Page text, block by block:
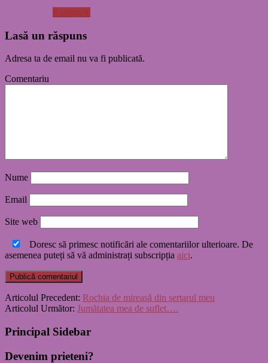
Lasă un răspuns
Adresa ta de email nu va fi publicată.
Comentariu
Nume
Email
Site web
Doresc să primesc notificări ale comentariilor ulterioare. De
asemenea puteți să vă administrați subscripția aici.
Articolul Precedent: Rochia de mireasă din sertarul meu
Articolul Următor: Jumătatea mea de suflet….
Principal Sidebar
Devenim prieteni?